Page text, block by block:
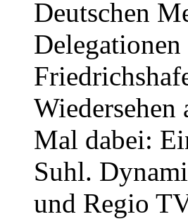
Deutschen
Mal dabei:
Suhl.
und Regio